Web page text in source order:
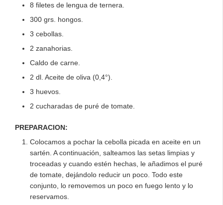
8 filetes de lengua de ternera.
300 grs. hongos.
3 cebollas.
2 zanahorias.
Caldo de carne.
2 dl. Aceite de oliva (0,4°).
3 huevos.
2 cucharadas de puré de tomate.
PREPARACION:
Colocamos a pochar la cebolla picada en aceite en un
sartén. A continuación, salteamos las setas limpias y
troceadas y cuando estén hechas, le añadimos el puré
de tomate, dejándolo reducir un poco. Todo este
conjunto, lo removemos un poco en fuego lento y lo
reservamos.